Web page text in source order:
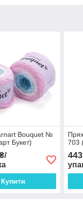
Bouquet №
Букет)
Купити
703